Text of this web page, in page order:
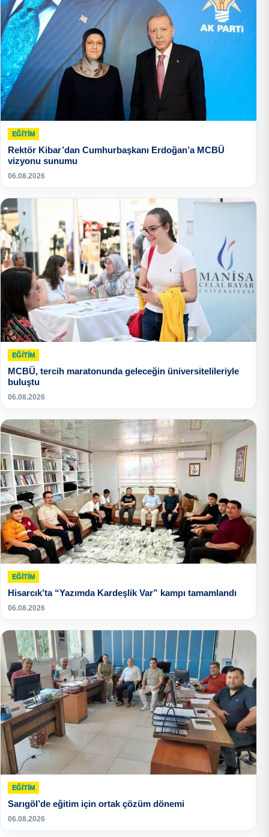
EĞITIM
Rektör Kibar’dan Cumhurbaşkanı Erdoğan’a MCBÜ
vizyonu sunumu
06.08.2026
EĞITIM
MCBÜ, tercih maratonunda geleceğin üniversitelileriyle
buluştu
06.08.2026
EĞITIM
Hisarcık’ta “Yazımda Kardeşlik Var” kampı tamamlandı
06.08.2026
EĞITIM
Sarıgöl’de eğitim için ortak çözüm dönemi
06.08.2026